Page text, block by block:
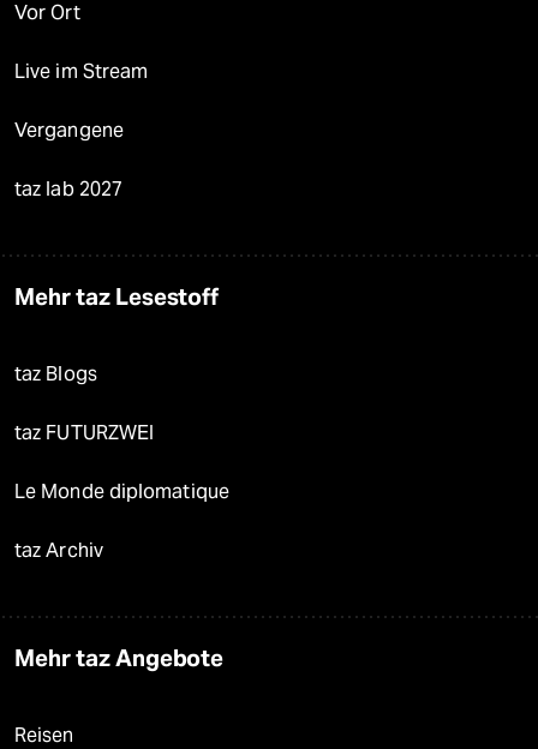
Vor Ort
Live im Stream
Vergangene
taz lab 2027
Mehr taz Lesestoff
taz Blogs
taz FUTURZWEI
Le Monde diplomatique
taz Archiv
Mehr taz Angebote
Reisen